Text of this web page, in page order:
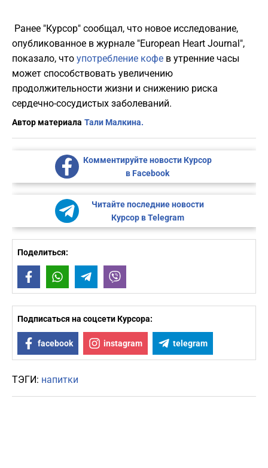
Ранее "Курсор" сообщал, что новое исследование,
опубликованное в журнале "European Heart Journal",
показало, что употребление кофе в утренние часы
может способствовать увеличению
продолжительности жизни и снижению риска
сердечно-сосудистых заболеваний.
Автор материала Тали Малкина.
Комментируйте новости Курсор
в Facebook
Читайте последние новости
Курсор в Telegram
Поделиться:
FacebookWhatsAppTelegram
Подписаться на соцсети Курсора:
facebook instagram telegram
ТЭГИ: напитки